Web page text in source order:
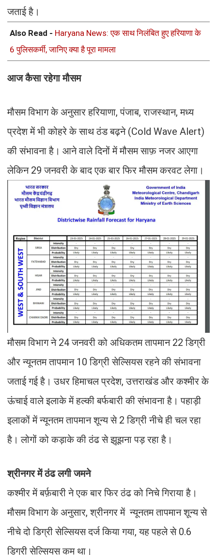
जताई है।
Also Read - Haryana News: एक साथ निलंबित हुए हरियाणा के
6 पुलिसकर्मी, जानिए क्या है पूरा मामला
आज कैसा रहेगा मौसम
मौसम विभाग के अनुसार हरियाणा, पंजाब, राजस्थान, मध्य
प्रदेश में भी कोहरे के साथ ठंड बढ़ने (Cold Wave Alert)
की संभावना है। आने वाले दिनों में मौसम साफ़ नजर आएगा
लेकिन 29 जनवरी के बाद एक बार फिर मौसम करवट लेगा।
मौसम विभाग ने 24 जनवरी को अधिकतम तापमान 22 डिग्री
और न्यूनतम तापमान 10 डिग्री सेल्सियस रहने की संभावना
जताई गई है। उधर हिमाचल प्रदेश, उत्तराखंड और कश्मीर के
ऊंचाई वाले इलाके में हल्की बर्फबारी की संभावना है। पहाड़ी
इलाकों में न्यूनतम तापमान शून्य से 2 डिग्री नीचे ही चल रहा
है। लोगों को कड़ाके की ठंढ से झूझना पड़ रहा है।
श्रीनगर में ठंढ लगी जमने
कश्मीर में बर्फ़बारी ने एक बार फिर ठंढ को निचे गिराया है।
मौसम विभाग के अनुसार, श्रीनगर में न्यूनतम तापमान शून्य से
नीचे दो डिग्री सेल्सियस दर्ज किया गया, यह पहले से 0.6
डिग्री सेल्सियस कम था।